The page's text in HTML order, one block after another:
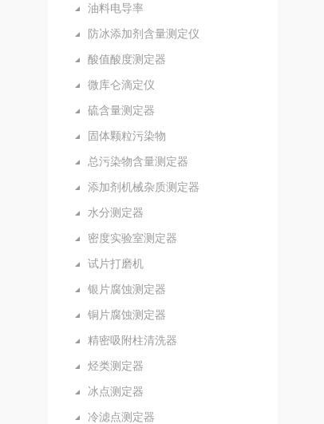
油料电导率
防冰添加剂含量测定仪
酸值酸度测定器
微库仑滴定仪
硫含量测定器
固体颗粒污染物
总污染物含量测定器
添加剂机械杂质测定器
水分测定器
密度实验室测定器
试片打磨机
银片腐蚀测定器
铜片腐蚀测定器
精密吸附柱清洗器
烃类测定器
冰点测定器
冷滤点测定器